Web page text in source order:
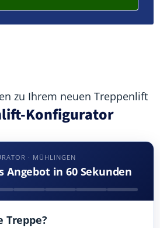
zu Ihrem neuen Treppenlift
Konfigurator
· MÜHLINGEN
Angebot in 60 Sekunden